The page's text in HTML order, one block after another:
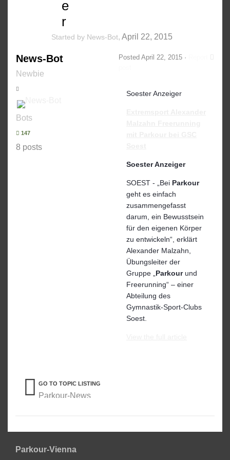
e
r
Started by News-Bot, April 22, 2015
News-Bot
Newbie
Bots
147
8 posts
Posted April 22, 2015 ·
Soester Anzeiger
Soester Anzeiger
SOEST - „Bei Parkour
geht es einfach
zusammengefasst
darum, ein Bewusstsein
für den eigenen Körper
zu entwickeln“, erklärt
Alexander Malzahn,
Übungsleiter der
Gruppe „ Parkourund
Freerunning“ – einer
Abteilung des
Gymnastik-Sport-Clubs
Soest.
GO TO TOPIC LISTING
Parkour-News
Parkour-Vienna